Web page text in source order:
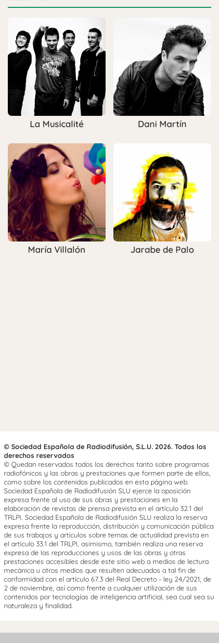
La Musicalité Dani Martín
María Villalón Jarabe de Palo
© Sociedad Española de Radiodifusión, S.L.U. 2026. Todos los
derechos reservados
© Quedan reservados todos los derechos tanto sobre programas
radiofónicos y las obras y prestaciones que formen parte de ellos,
como sobre los contenidos publicados en esta página web.
Sociedad Española de Radiodifusión SLU ejerce la oposición
expresa frente al uso de sus obras y prestaciones en la
elaboración de revistas de prensa prevista en el artículo 32.1 del
TRLPI. Sociedad Española de Radiodifusión SLU realiza la reserva
expresa frente la reproducción, distribución y comunicación pública
de sus trabajos y artículos sobre temas de actualidad prevista en
el artículo 33.1 del TRLPI, asimismo, también realiza una reserva
expresa de las reproducciones y usos de las obras y otras
prestaciones accesibles desde este sitio web a medios de lectura
mecánica u otros medios que resulten adecuados a tal fin de
conformidad con el artículo 67.3 del Real Decreto - ley 24/2021, de
2 de noviembre, así como frente a cualquier utilización de sus
contenidos por tecnologías de inteligencia artificial, sea cual sea su
naturaleza y finalidad.